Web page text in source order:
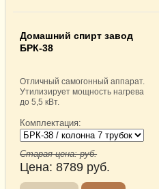
Домашний спирт завод
БРК-38
Отличный самогонный аппарат.
Утилизирует мощность нагрева
до 5,5 кВт.
Комплектация:
Старая цена:руб.
Цена:8789 руб.